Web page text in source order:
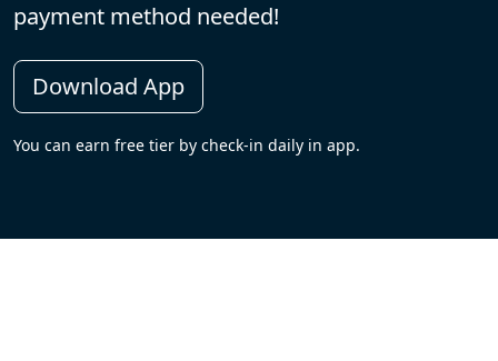
payment method needed!
Download App
You can earn free tier by check-in daily in app.